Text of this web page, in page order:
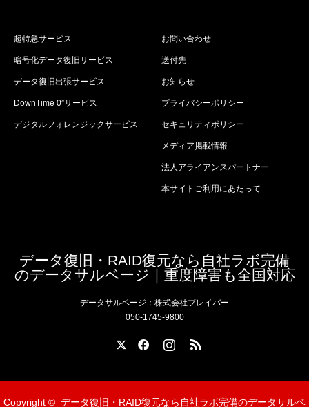
超特急サービス
暗号化データ復旧サービス
データ復旧出張サービス
DownTime 0”サービス
デジタルフォレンジックサービス
お問い合わせ
送付先
お知らせ
プライバシーポリシー
セキュリティポリシー
メディア掲載情報
法人アライアンスパートナー
本サイトご利用にあたって
データ復旧・RAID復元なら自社ラボ完備
のデータサルベージ｜重度障害も全国対応
データサルベージ：株式会社ブレイバー
050-1745-9800
Copyright © データ復旧・RAID復元なら自社ラボ完備のデータサルベ